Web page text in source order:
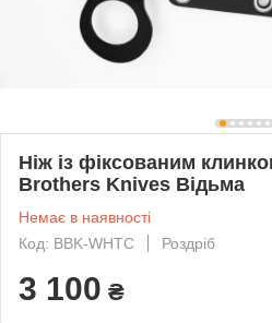
Ніж із фіксованим
Brothers Knives Відьма
Немає в наявності
Код: BBK-WHTC
Роздріб
3 100 ₴